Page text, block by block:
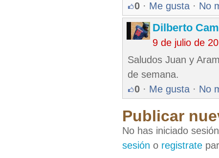
0 · Me gusta · No
Dilberto
9 de julio de
Saludos Juan y
de semana.
0 · Me gusta · No
Publicar
No has iniciado
sesión o registrate